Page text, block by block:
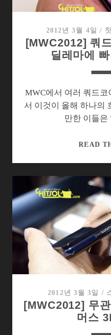
2012년 3월 4일 /
[MWC2012] 쿼
딜레마에
MWC에서 여러 쿼드
서 이것이 올해 하나의
만한 이들
READ
2012년 3월 3일 /
[MWC2012] 무
머스